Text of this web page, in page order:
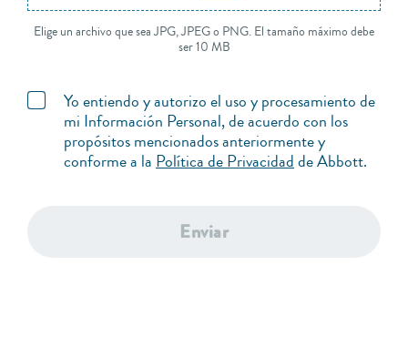
Elige un archivo que sea JPG, JPEG o PNG. El tamaño máximo debe
ser 10 MB
Yo entiendo y autorizo el uso y procesamiento de
mi Información Personal, de acuerdo con los
propósitos mencionados anteriormente y
conforme a laPolítica de Privacidadde Abbott.
Enviar